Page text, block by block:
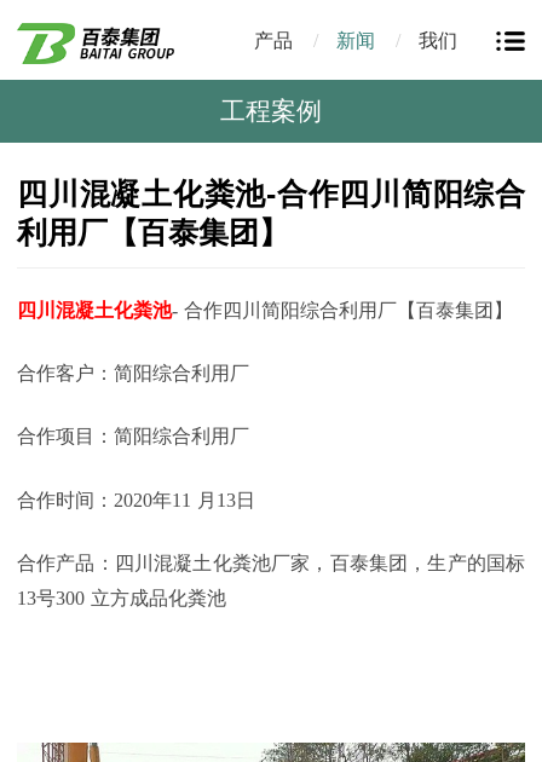
产品 新闻 我们
工程案例
四川混凝土化粪池-合作四川简阳综合
利用厂【百泰集团】
四川混凝土化粪池- 合作四川简阳综合利用厂【百泰集团】
合作客户：简阳综合利用厂
合作项目：简阳综合利用厂
合作时间： 2020年11 月 13日
合作产品：四川混凝土化粪池厂家，百泰集团，生产的国标
13号300 立方成品化粪池